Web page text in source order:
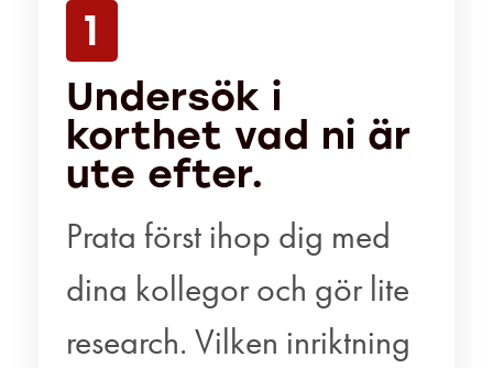
1
Undersök i
korthet vad ni är
ute efter.
Prata först ihop dig med
dina kollegor och gör lite
research. Vilken inriktning